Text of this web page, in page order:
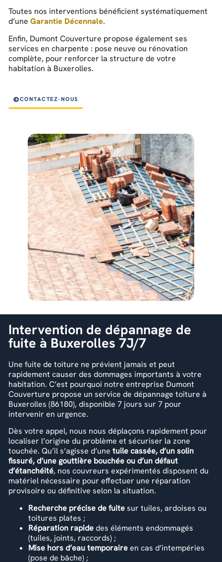
Toutes nos interventions bénéficient systématiquement
d’une Garantie Décennale.
Enfin, Dumont Couverture propose également ses
services en charpente : pose neuve ou rénovation
complète, pour renforcer la structure de votre
habitation à Buxerolles.
CONTACTEZ-NOUS
Intervention de dépannage de
fuite à Buxerolles 7J/7
Une fuite de toiture ne prévient jamais et peut
rapidement causer des dommages importants à votre
habitation. C’est pourquoi notre entreprise Dumont
Couverture propose un service de dépannage toiture à
Buxerolles (86180), disponible 7 jours sur 7 pour
intervenir en urgence.
Dès votre appel, nous nous déplaçons rapidement pour
localiser l’origine du problème et sécuriser la zone
touchée. Qu’il s’agisse d’une tuile cassée, d’un solin
fissuré, d’une gouttière bouchée ou d’un défaut
d’étanchéité, nos couvreurs expérimentés disposent du
matériel nécessaire pour effectuer une réparation
provisoire ou définitive selon la situation.
Recherche précise de fuitesur tuiles, ardoises ou
toitures plates ;
Réparation rapidedes éléments endommagés
(tuiles, joints, raccords) ;
Mise hors d’eau temporaireen cas d’intempéries
(pose de bâche) ;